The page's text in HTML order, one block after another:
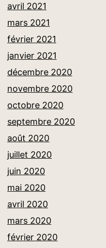
avril 2021
mars 2021
février 2021
janvier 2021
décembre 2020
novembre 2020
octobre 2020
septembre 2020
août 2020
juillet 2020
juin 2020
mai 2020
avril 2020
mars 2020
février 2020